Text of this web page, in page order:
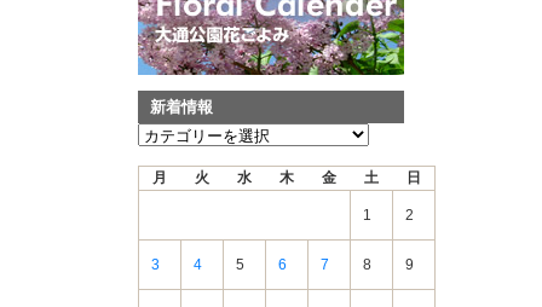
新着情報
新
月 火 水 木 金 土 日
1 2
3 4 5 6 7 8 9